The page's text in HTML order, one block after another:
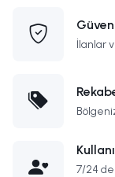
İlanlar
7/24